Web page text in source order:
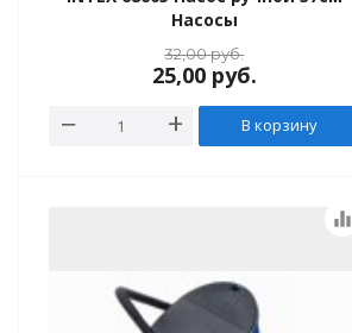
Насосы
32,00руб.
25,00 руб.
В корзину
equalizer